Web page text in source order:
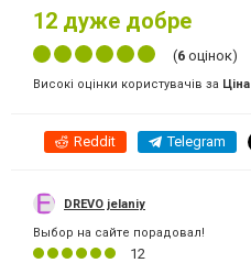
12 дуже добре
(6 оцінок)
Високі оцінки користувачів за Ціна
Reddit Telegram
DREVO jelaniy
Выбор на сайте порадовал!
12